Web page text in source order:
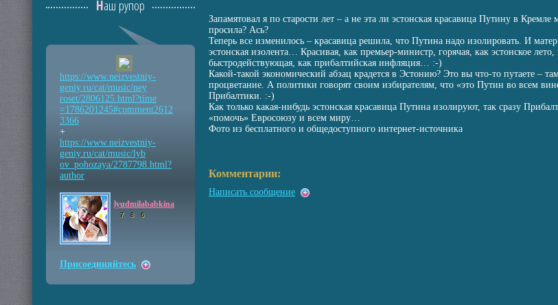
Запамятовал я по старости лет – а не эта ли эстонская красавица Путину в
просила? Ась?
Теперь все изменилось – красавица решила, что Путина надо изолировать. И
эстонская изолента… Красивая, как премьер-министр, горячая, как эстонское
быстродействующая, как прибалтийская инфляция… :-)
Какой-такой экономический абзац крадется в Эстонию? Это вы что-то путаете –
процветание. А политики говорят своим избирателям, что «это Путин во всем
Прибалтики. :-)
Как только какая-нибудь эстонская красавица Путина изолируют, так сразу
«помочь» Евросоюзу и всем миру…
Фото из бесплатного и общедоступного интернет-источника
Комментарии:
Написать сообщение
Наш рупор
https://www.neizvestniy-
geniy.ru/cat/music/ney
roset/2806125.html?time
=1786201245#comment2612
3366
+
https://www.neizvestniy-
geniy.ru/cat/music/lyb
ov_pohozaya/2787798.html?
author
lyudmilababkina
7 8 6
Присоединяйтесь